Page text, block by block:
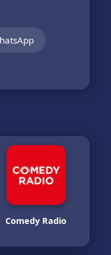
Comedy Radio